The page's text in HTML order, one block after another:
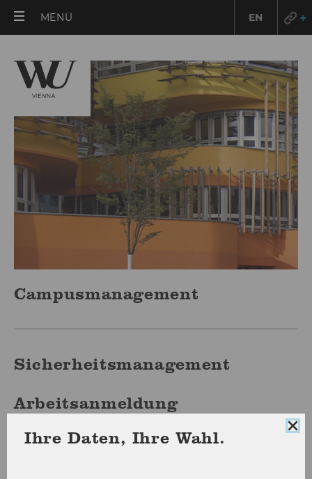
MENÜ EN
Campusmanagement
Sicherheitsmanagement
Arbeitsanmeldung
Ihre Daten, Ihre Wahl.